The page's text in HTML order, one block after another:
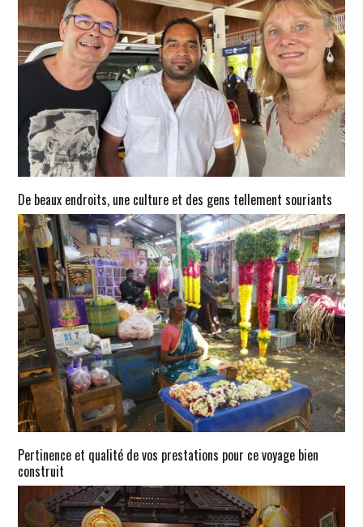
De beaux endroits, une culture et des gens tellement souriants
Pertinence et qualité de vos prestations pour ce voyage bien
construit